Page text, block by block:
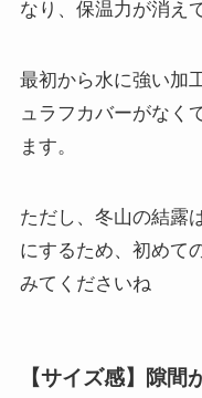
なり、保温力が消え
最初から水に強い加
ュラフカバーがなく
ます。
ただし、冬山の結露
にするため、初めて
みてくださいね
【サイズ感】隙間